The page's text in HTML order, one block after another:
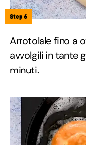
Step 6
Arrotolale fino a
avvolgili in tante
minuti.